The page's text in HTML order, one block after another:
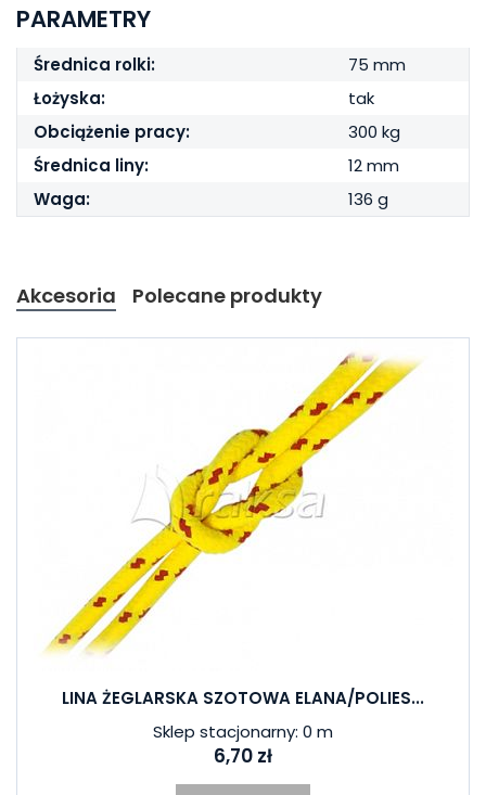
PARAMETRY
Średnica rolki:
75 mm
Łożyska:
tak
Obciążenie pracy:
300 kg
Średnica liny:
12 mm
Waga:
136 g
Akcesoria Polecane produkty
LINA ŻEGLARSKA SZOTOWA ELANA/POLIES...
Sklep stacjonarny: 0 m
6,70 zł